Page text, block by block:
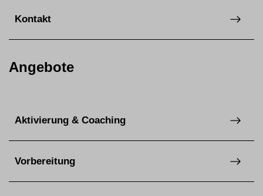
Kontakt
Angebote
Aktivierung & Coaching
Vorbereitung